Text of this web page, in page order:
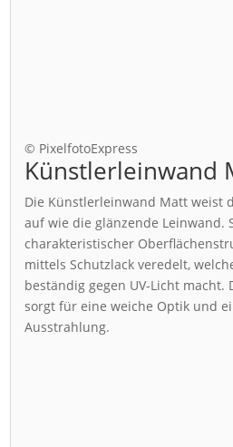
© PixelfotoExpress
Künstlerleinwand
Die Künstlerleinwand Matt weist
auf wie die glänzende Leinwand.
charakteristischer
mittels Schutzlack veredelt,
beständig gegen UV-Licht macht.
sorgt für eine weiche Optik und
Ausstrahlung.